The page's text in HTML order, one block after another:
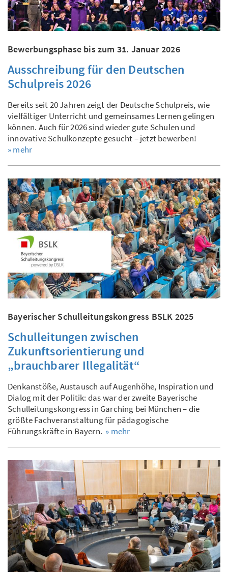
Bewerbungsphase bis zum 31. Januar 2026
Ausschreibung für den Deutschen
Schulpreis 2026
Bereits seit 20 Jahren zeigt der Deutsche Schulpreis, wie
vielfältiger Unterricht und gemeinsames Lernen gelingen
können. Auch für 2026 sind wieder gute Schulen und
innovative Schulkonzepte gesucht – jetzt bewerben!
» mehr
Bayerischer Schulleitungskongress BSLK 2025
Schulleitungen zwischen
Zukunftsorientierung und
„brauchbarer Illegalität“
Denkanstöße, Austausch auf Augenhöhe, Inspiration und
Dialog mit der Politik: das war der zweite Bayerische
Schulleitungskongress in Garching bei München – die
größte Fachveranstaltung für pädagogische
Führungskräfte in Bayern. » mehr